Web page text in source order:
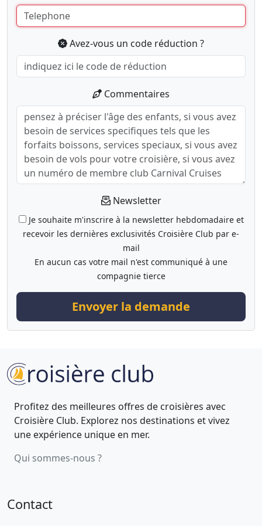
Avez-vous un code réduction ?
Commentaires
Newsletter
Je souhaite m'inscrire à la newsletter hebdomadaire et
recevoir les dernières exclusivités Croisière Club par e-
mail
En aucun cas votre mail n'est communiqué à une
compagnie tierce
Envoyer la demande
Profitez des meilleures offres de croisières avec
Croisière Club. Explorez nos destinations et vivez
une expérience unique en mer.
Qui sommes-nous ?
Contact